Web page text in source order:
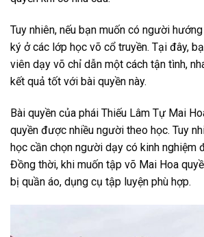
Tuy nhiên, nếu bạn muốn có người
ký ở các lớp học võ cổ truyền. Tại đây,
viên dạy võ chỉ dẫn một cách tận tình,
kết quả tốt với bài quyền này.
Bài quyền của phái Thiếu Lâm Tự Mai
quyền được nhiều người theo học. Tuy
học cần chọn người dạy có kinh nghiệm
Đồng thời, khi muốn tập võ Mai Hoa
bị quần áo, dụng cụ tập luyện phù hợp.